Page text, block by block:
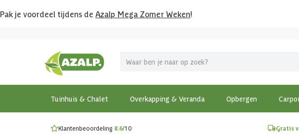
Pak je voordeel tijdens de Azalp Mega Zomer Weken!
Tuinhuis & Chalet Overkapping & Veranda Opbergen
MEGA zomer kortingen op overkappingen en tuinhuizen!
Bekijk de actiemodellen
Gratis wandplankset
Ontdek onze metalen overkappingen
Klantenbeoordeling 8.6/10 Gratis